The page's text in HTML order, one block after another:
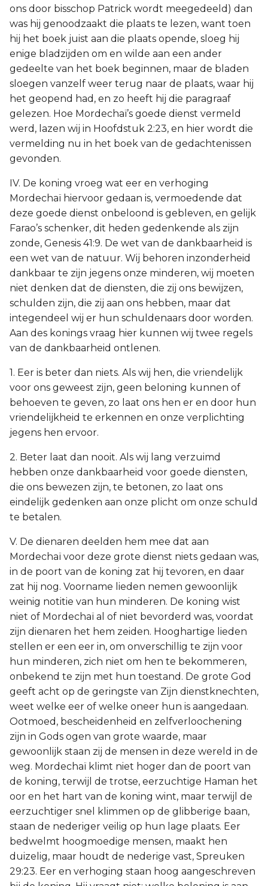
ons door bisschop Patrick wordt meegedeeld) dan
was hij genoodzaakt die plaats te lezen, want toen
hij het boek juist aan die plaats opende, sloeg hij
enige bladzijden om en wilde aan een ander
gedeelte van het boek beginnen, maar de bladen
sloegen vanzelf weer terug naar de plaats, waar hij
het geopend had, en zo heeft hij die paragraaf
gelezen. Hoe Mordechaï’s goede dienst vermeld
werd, lazen wij in Hoofdstuk 2:23, en hier wordt die
vermelding nu in het boek van de gedachtenissen
gevonden.
IV. De koning vroeg wat eer en verhoging
Mordechaï hiervoor gedaan is, vermoedende dat
deze goede dienst onbeloond is gebleven, en gelijk
Farao’s schenker, dit heden gedenkende als zijn
zonde, Genesis 41:9. De wet van de dankbaarheid is
een wet van de natuur. Wij behoren inzonderheid
dankbaar te zijn jegens onze minderen, wij moeten
niet denken dat de diensten, die zij ons bewijzen,
schulden zijn, die zij aan ons hebben, maar dat
integendeel wij er hun schuldenaars door worden.
Aan des konings vraag hier kunnen wij twee regels
van de dankbaarheid ontlenen.
1. Eer is beter dan niets. Als wij hen, die vriendelijk
voor ons geweest zijn, geen beloning kunnen of
behoeven te geven, zo laat ons hen er en door hun
vriendelijkheid te erkennen en onze verplichting
jegens hen ervoor.
2. Beter laat dan nooit. Als wij lang verzuimd
hebben onze dankbaarheid voor goede diensten,
die ons bewezen zijn, te betonen, zo laat ons
eindelijk gedenken aan onze plicht om onze schuld
te betalen.
V. De dienaren deelden hem mee dat aan
Mordechaï voor deze grote dienst niets gedaan was,
in de poort van de koning zat hij tevoren, en daar
zat hij nog. Voorname lieden nemen gewoonlijk
weinig notitie van hun minderen. De koning wist
niet of Mordechaï al of niet bevorderd was, voordat
zijn dienaren het hem zeiden. Hooghartige lieden
stellen er een eer in, om onverschillig te zijn voor
hun minderen, zich niet om hen te bekommeren,
onbekend te zijn met hun toestand. De grote God
geeft acht op de geringste van Zijn dienstknechten,
weet welke eer of welke oneer hun is aangedaan.
Ootmoed, bescheidenheid en zelfverloochening
zijn in Gods ogen van grote waarde, maar
gewoonlijk staan zij de mensen in deze wereld in de
weg. Mordechaï klimt niet hoger dan de poort van
de koning, terwijl de trotse, eerzuchtige Haman het
oor en het hart van de koning wint, maar terwijl de
eerzuchtiger snel klimmen op de glibberige baan,
staan de nederiger veilig op hun lage plaats. Eer
bedwelmt hoogmoedige mensen, maakt hen
duizelig, maar houdt de nederige vast, Spreuken
29:23. Eer en verhoging staan hoog aangeschreven